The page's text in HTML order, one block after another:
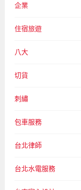
企業
住宿旅遊
八大
切貨
刺繡
包車服務
台北律師
台北水電服務